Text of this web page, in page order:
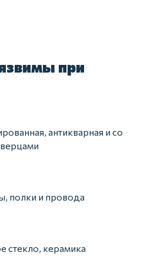
при
антикварная и со
полки и провода
стекло, керамика